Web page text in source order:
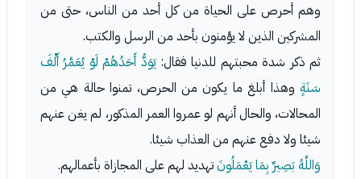
وهم أحرص على الحياة من كل أحد من الناس، حتى من
المشركين الذين لا يؤمنون بأحد من الرسل والكتب.
ثم ذكر شدة محبتهم للدنيا فقال:يَوَدُّ أَحَدُهُمْ لَوْ يُعَمَّرُ أَلْفَ
سَنَةٍ وهذا أبلغ ما يكون من الحرص، تمنوا حالة هي من
المحالات، والحال أنهم لو عمروا العمر المذكور، لم يغن عنهم
شيئا ولا دفع عنهم من العذاب شيئا.
وَاللَّهُ بَصِيرٌ بِمَا يَعْمَلُونَتهديد لهم على المجازاة بأعمالهم.